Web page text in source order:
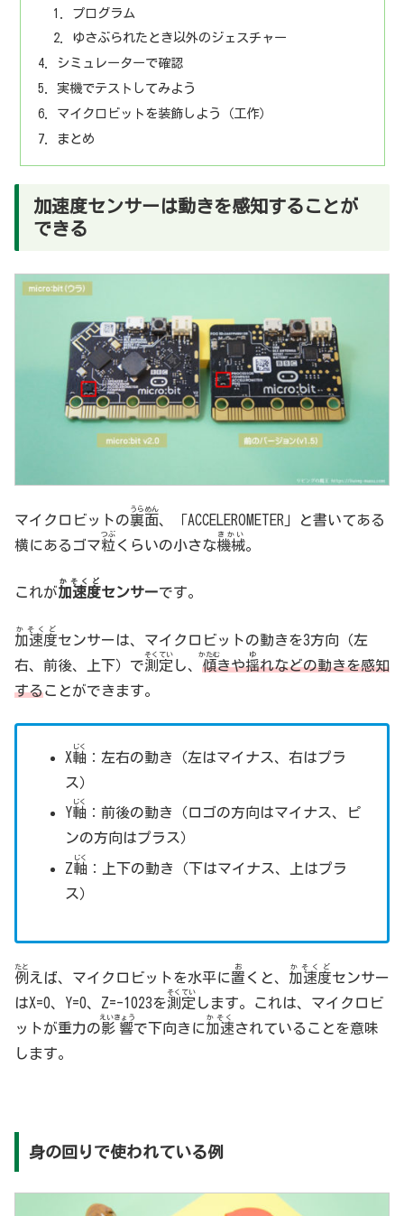
プログラム
ゆさぶられたとき以外のジェスチャー
シミュレーターで確認
実機でテストしてみよう
マイクロビットを装飾しよう（工作）
まとめ
加速度センサーは動きを感知することが
できる
マイクロビットの裏面
うらめん
、「ACCELEROMETER」と書いてある
横にあるゴマ粒
つぶ
くらいの小さな機械
きかい
。
これが加速度
かそくど
センサーです。
加速度
かそくど
センサーは、マイクロビットの動きを3方向（左
右、前後、上下）で測定
そくてい
し、 傾
かたむ
きや揺
ゆ
れなどの動きを感知
することができます。
X軸
じく
：左右の動き（左はマイナス、右はプラ
ス）
Y軸
じく
：前後の動き（ロゴの方向はマイナス、ピ
ンの方向はプラス）
Z軸
じく
：上下の動き（下はマイナス、上はプラ
ス）
例
たと
えば、マイクロビットを水平に置
お
くと、 加速度
かそくど
センサー
はX=0、Y=0、Z=-1023を測定
そくてい
します。これは、マイクロビ
ットが重力の影響
えいきょう
で下向きに加速
かそく
されていることを意味
します。
身の回りで使われている例